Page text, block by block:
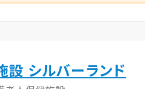
シルバーランド